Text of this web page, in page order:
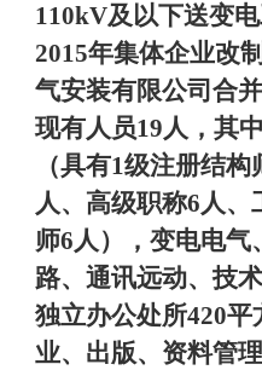
110kV及以下送变电
2015年集体企业改
气安装有限公司合
现有人员19人，其
（具有1级注册结
人、高级职称6人
师6人），变电电
路、通讯远动、技
独立办公处所420
业、出版、资料管